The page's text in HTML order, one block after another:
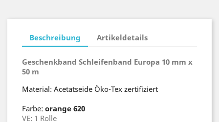
Beschreibung Artikeldetails
Geschenkband Schleifenband Europa 10 mm x
50 m
Material: Acetatseide Öko-Tex zertifiziert
Farbe: orange 620
VE: 1 Rolle